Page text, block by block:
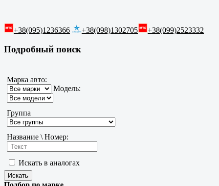
+38(095)1236366 +38(098)1302705 +38(099)2523332
Подробный поиск
Марка авто:
Модель:
Группа
Название \ Номер:
Искать в аналогах